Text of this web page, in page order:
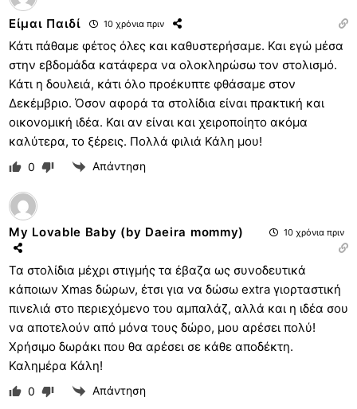
Είμαι Παιδί 10 χρόνια πριν
Κάτι πάθαμε φέτος όλες και καθυστερήσαμε. Και εγώ μέσα
στην εβδομάδα κατάφερα να ολοκληρώσω τον στολισμό.
Κάτι η δουλειά, κάτι όλο προέκυπτε φθάσαμε στον
Δεκέμβριο. Όσον αφορά τα στολίδια είναι πρακτική και
οικονομική ιδέα. Και αν είναι και χειροποίητο ακόμα
καλύτερα, το ξέρεις. Πολλά φιλιά Κάλη μου!
0 Απάντηση
My Lovable Baby (by Daeira mommy) 10 χρόνια πριν
Τα στολίδια μέχρι στιγμής τα έβαζα ως συνοδευτικά
κάποιων Xmas δώρων, έτσι για να δώσω extra γιορταστική
πινελιά στο περιεχόμενο του αμπαλάζ, αλλά και η ιδέα σου
να αποτελούν από μόνα τους δώρο, μου αρέσει πολύ!
Χρήσιμο δωράκι που θα αρέσει σε κάθε αποδέκτη.
Καλημέρα Κάλη!
0 Απάντηση